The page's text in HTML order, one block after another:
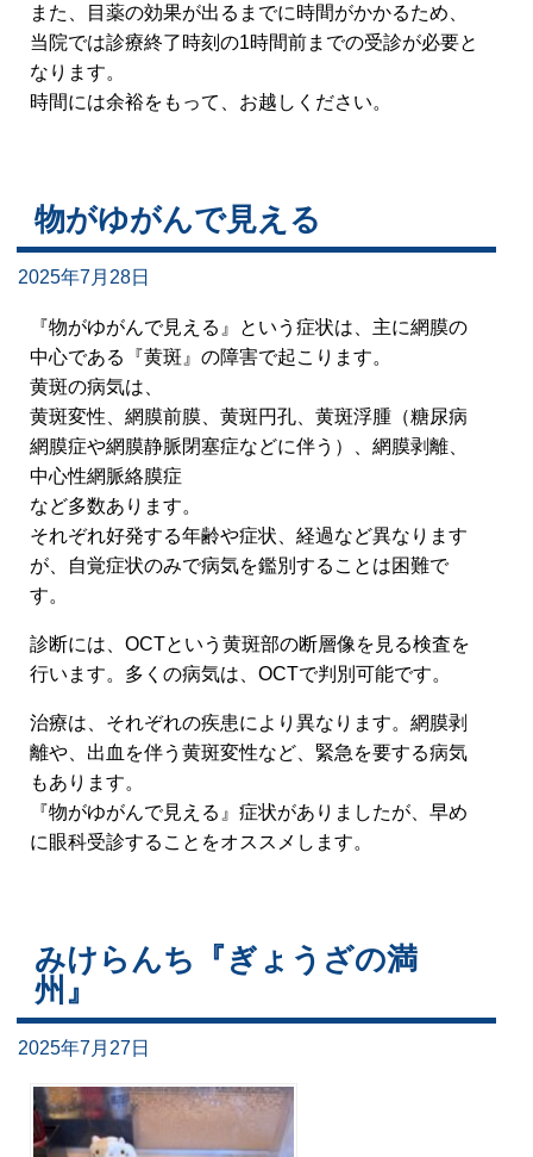
また、目薬の効果が出るまでに時間がかかるため、
当院では診療終了時刻の1時間前までの受診が必要と
なります。
時間には余裕をもって、お越しください。
物がゆがんで見える
2025年7月28日
『物がゆがんで見える』という症状は、主に網膜の
中心である『黄斑』の障害で起こります。
黄斑の病気は、
黄斑変性、網膜前膜、黄斑円孔、黄斑浮腫（糖尿病
網膜症や網膜静脈閉塞症などに伴う）、網膜剥離、
中心性網脈絡膜症
など多数あります。
それぞれ好発する年齢や症状、経過など異なります
が、自覚症状のみで病気を鑑別することは困難で
す。
診断には、OCTという黄斑部の断層像を見る検査を
行います。多くの病気は、OCTで判別可能です。
治療は、それぞれの疾患により異なります。網膜剥
離や、出血を伴う黄斑変性など、緊急を要する病気
もあります。
『物がゆがんで見える』症状がありましたが、早め
に眼科受診することをオススメします。
みけらんち『ぎょうざの満
州』
2025年7月27日